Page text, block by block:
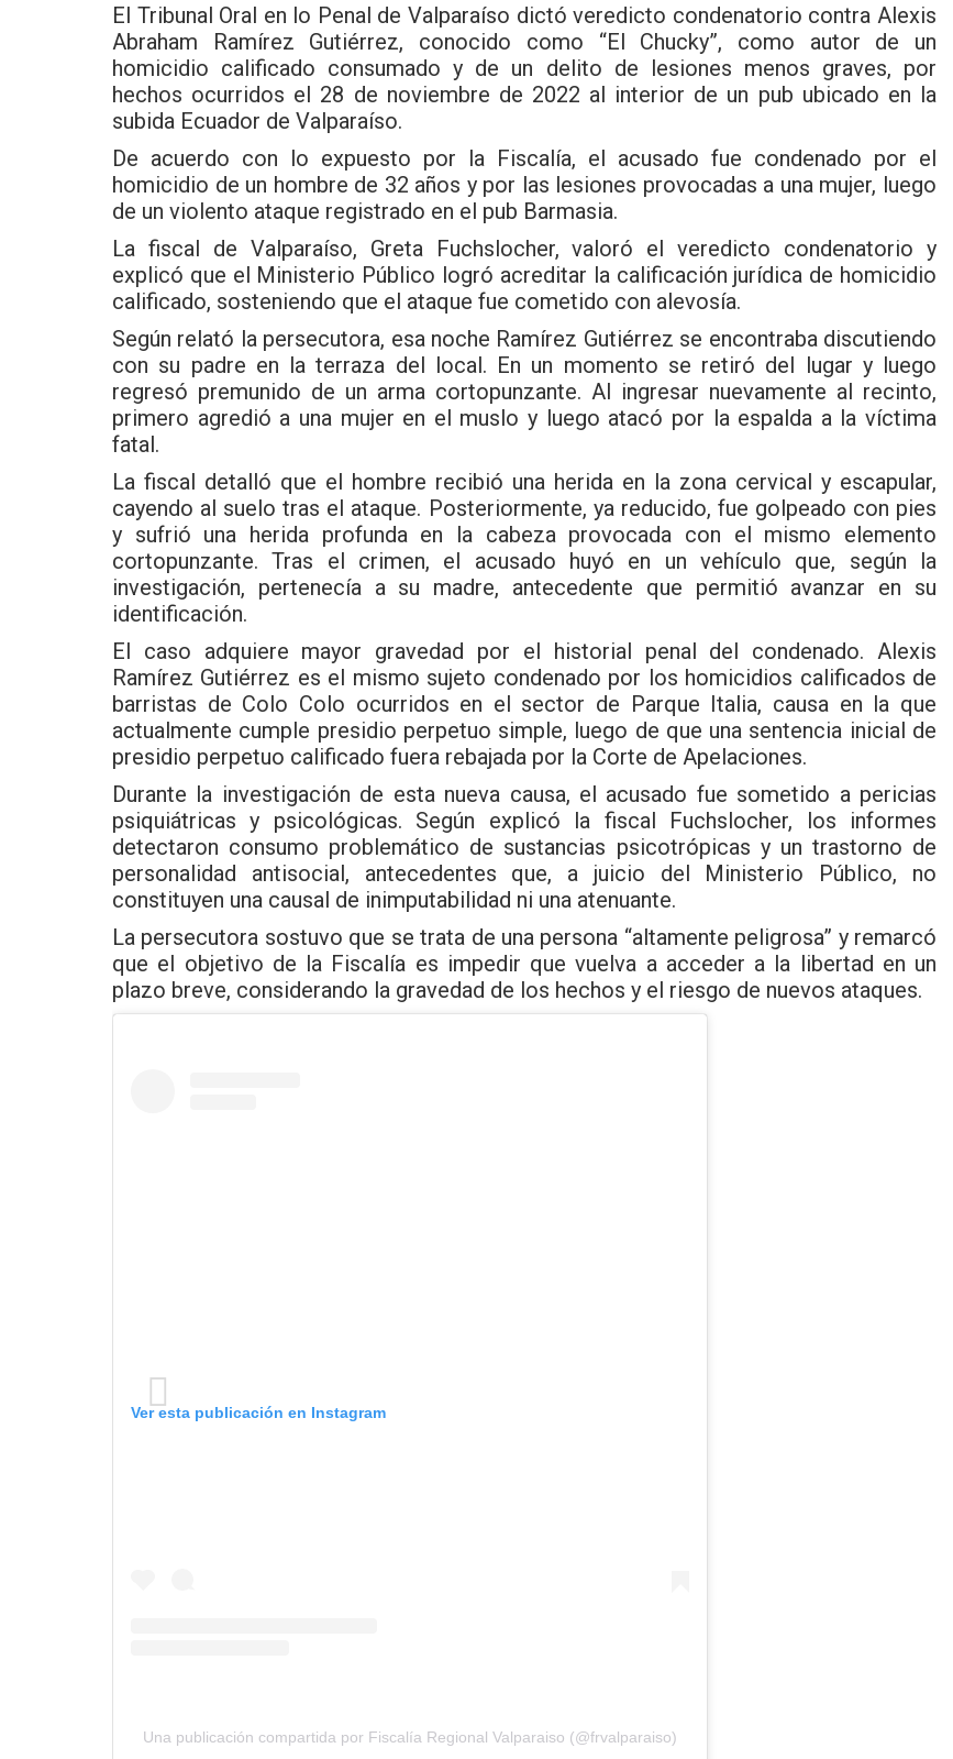
o
k
p
p
El Tribunal Oral en lo Penal de Valparaíso dictó veredicto condenatorio contra Alexis
Abraham Ramírez Gutiérrez, conocido como “El Chucky”, como autor de un
homicidio calificado consumado y de un delito de lesiones menos graves, por
hechos ocurridos el 28 de noviembre de 2022 al interior de un pub ubicado en la
subida Ecuador de Valparaíso.
De acuerdo con lo expuesto por la Fiscalía, el acusado fue condenado por el
homicidio de un hombre de 32 años y por las lesiones provocadas a una mujer, luego
de un violento ataque registrado en el pub Barmasia.
La fiscal de Valparaíso, Greta Fuchslocher, valoró el veredicto condenatorio y
explicó que el Ministerio Público logró acreditar la calificación jurídica de homicidio
calificado, sosteniendo que el ataque fue cometido con alevosía.
Según relató la persecutora, esa noche Ramírez Gutiérrez se encontraba discutiendo
con su padre en la terraza del local. En un momento se retiró del lugar y luego
regresó premunido de un arma cortopunzante. Al ingresar nuevamente al recinto,
primero agredió a una mujer en el muslo y luego atacó por la espalda a la víctima
fatal.
La fiscal detalló que el hombre recibió una herida en la zona cervical y escapular,
cayendo al suelo tras el ataque. Posteriormente, ya reducido, fue golpeado con pies
y sufrió una herida profunda en la cabeza provocada con el mismo elemento
cortopunzante. Tras el crimen, el acusado huyó en un vehículo que, según la
investigación, pertenecía a su madre, antecedente que permitió avanzar en su
identificación.
El caso adquiere mayor gravedad por el historial penal del condenado. Alexis
Ramírez Gutiérrez es el mismo sujeto condenado por los homicidios calificados de
barristas de Colo Colo ocurridos en el sector de Parque Italia, causa en la que
actualmente cumple presidio perpetuo simple, luego de que una sentencia inicial de
presidio perpetuo calificado fuera rebajada por la Corte de Apelaciones.
Durante la investigación de esta nueva causa, el acusado fue sometido a pericias
psiquiátricas y psicológicas. Según explicó la fiscal Fuchslocher, los informes
detectaron consumo problemático de sustancias psicotrópicas y un trastorno de
personalidad antisocial, antecedentes que, a juicio del Ministerio Público, no
constituyen una causal de inimputabilidad ni una atenuante.
La persecutora sostuvo que se trata de una persona “altamente peligrosa” y remarcó
que el objetivo de la Fiscalía es impedir que vuelva a acceder a la libertad en un
plazo breve, considerando la gravedad de los hechos y el riesgo de nuevos ataques.
Ver esta publicación en Instagram
Una publicación compartida por Fiscalía Regional Valparaiso (@frvalparaiso)